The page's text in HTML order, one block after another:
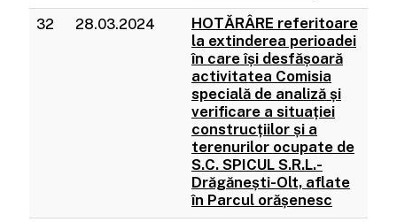
32 28.03.2024
HOTĂRÂRE referitoare
la extinderea perioadei
în care își desfășoară
activitatea Comisia
specială de analiză și
verificare a situației
construcțiilor și a
terenurilor ocupate de
S.C. SPICUL S.R.L.-
Drăgănești-Olt, aflate
în Parcul orășenesc